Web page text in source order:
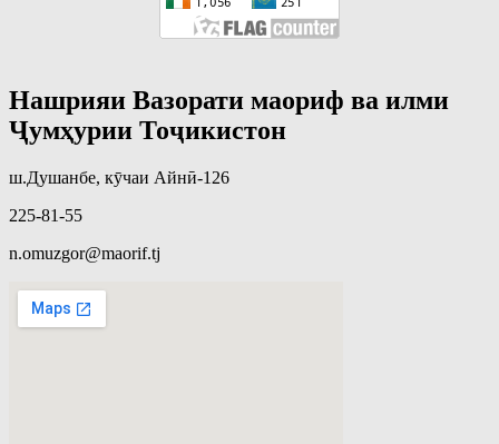
Нашрияи Вазорати маориф ва илми
Ҷумҳурии Тоҷикистон
ш.Душанбе, кӯчаи Айнӣ-126
225-81-55
n.omuzgor@maorif.tj